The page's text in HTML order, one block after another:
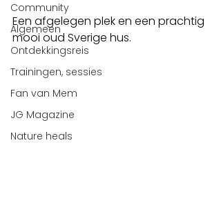
Community
Algemeen
Ontdekkingsreis
Trainingen, sessies
Fan van Mem
JG Magazine
Nature heals
Een afgelegen plek en een prachtig
mooi oud Sverige hus.